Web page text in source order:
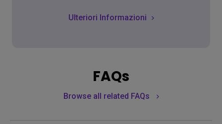
Ulteriori Informazioni
FAQs
Browse all related FAQs